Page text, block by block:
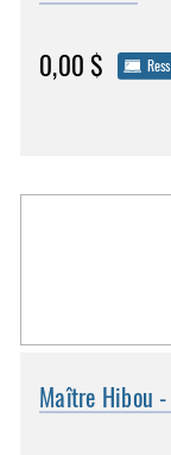
0,00 $
Maître Hibou